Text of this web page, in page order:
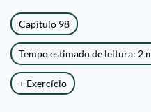
Capítulo 98
Tempo estimado de leitura: 2
+ Exercício